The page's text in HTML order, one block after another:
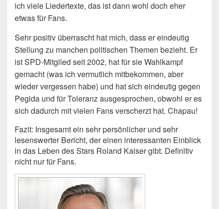
ich viele Liedertexte, das ist dann wohl doch eher
etwas für Fans.
Sehr positiv überrascht hat mich, dass er eindeutig
Stellung zu manchen politischen Themen bezieht. Er
ist SPD-Mitglied seit 2002, hat für sie Wahlkampf
gemacht (was ich vermutlich mitbekommen, aber
wieder vergessen habe) und hat sich eindeutig gegen
Pegida und für Toleranz ausgesprochen, obwohl er es
sich dadurch mit vielen Fans verscherzt hat. Chapau!
Fazit: Insgesamt ein sehr persönlicher und sehr
lesenswerter Bericht, der einen interessanten Einblick
in das Leben des Stars Roland Kaiser gibt. Definitiv
nicht nur für Fans.